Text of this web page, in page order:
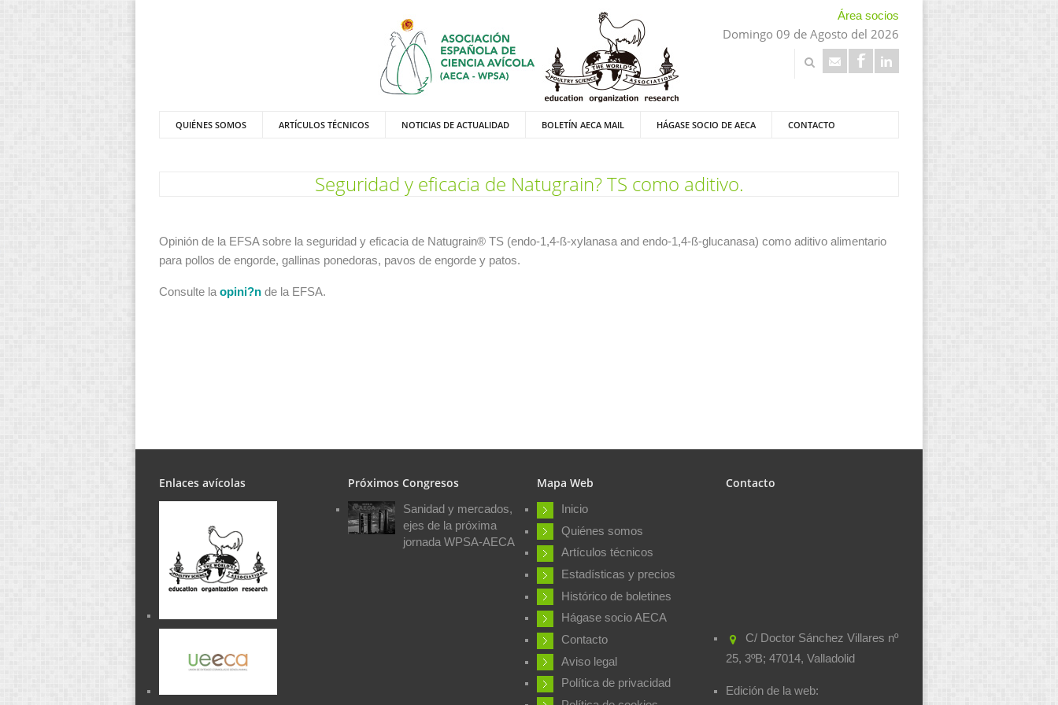
Área socios
Domingo 09 de Agosto del 2026
QUIÉNES SOMOS ARTÍCULOS TÉCNICOS NOTICIAS DE ACTUALIDAD BOLETÍN AECA MAIL HÁGASE SOCIO DE AECA CONTACTO
Seguridad y eficacia de Natugrain? TS como aditivo.
Opinión de la EFSA sobre la seguridad y eficacia de Natugrain® TS (endo-1,4-ß-xylanasa and endo-1,4-ß-glucanasa) como aditivo alimentario
para pollos de engorde, gallinas ponedoras, pavos de engorde y patos.
Consulte la opini?n de la EFSA.
Enlaces avícolas Próximos Congresos
Sanidad y mercados,
ejes de la próxima
jornada WPSA-AECA
Mapa Web
Inicio
Quiénes somos
Artículos técnicos
Estadísticas y precios
Histórico de boletines
Hágase socio AECA
Contacto
Aviso legal
Política de privacidad
Contacto
C/ Doctor Sánchez Villares nº
25, 3ºB; 47014, Valladolid
Edición de la web: